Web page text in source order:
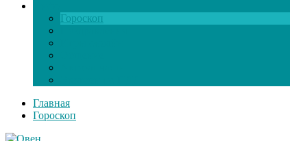
Гороскоп
Главная
Гороскоп